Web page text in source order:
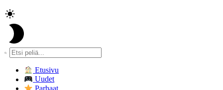
Etusivu
Uudet